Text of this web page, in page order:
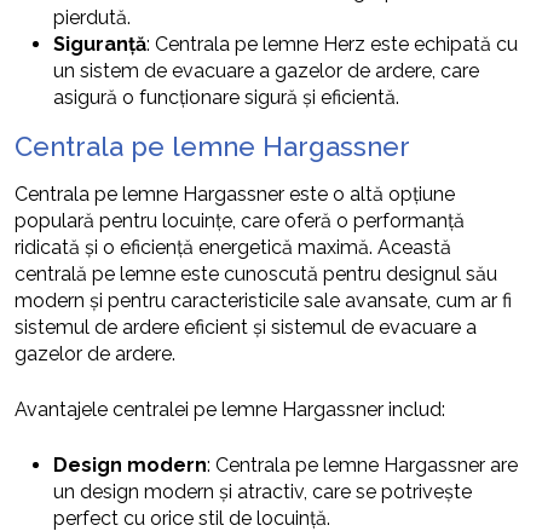
pierdută.
Siguranță: Centrala pe lemne Herz este echipată cu
un sistem de evacuare a gazelor de ardere, care
asigură o funcționare sigură și eficientă.
Centrala pe lemne Hargassner
Centrala pe lemne Hargassner este o altă opțiune
populară pentru locuințe, care oferă o performanță
ridicată și o eficiență energetică maximă. Această
centrală pe lemne este cunoscută pentru designul său
modern și pentru caracteristicile sale avansate, cum ar fi
sistemul de ardere eficient și sistemul de evacuare a
gazelor de ardere.
Avantajele centralei pe lemne Hargassner includ:
Design modern: Centrala pe lemne Hargassner are
un design modern și atractiv, care se potrivește
perfect cu orice stil de locuință.